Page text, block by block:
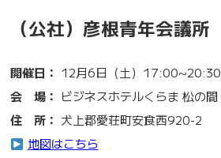
（公社）彦根青年会議所
開催日： 12月6日（土）17:00~20:30
会 場： ビジネスホテルくらま 松の間
住 所： 犬上郡愛荘町安食西920-2
地図はこちら